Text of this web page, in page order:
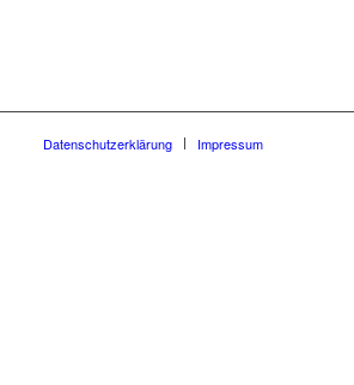
Datenschutzerklärung Impressum